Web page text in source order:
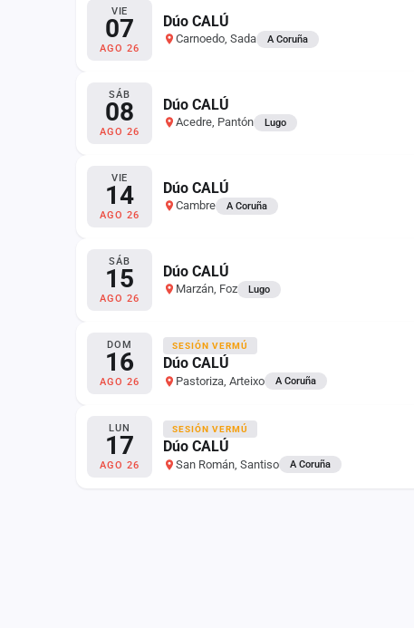
VIE
07
AGO 26
Dúo CALÚ
Carnoedo, Sada A Coruña
SÁB
08
AGO 26
Dúo CALÚ
Acedre, Pantón Lugo
VIE
14
AGO 26
Dúo CALÚ
Cambre A Coruña
SÁB
15
AGO 26
Dúo CALÚ
Marzán, Foz Lugo
DOM
16
AGO 26
SESIÓN VERMÚ
Dúo CALÚ
Pastoriza, Arteixo A Coruña
LUN
17
AGO 26
SESIÓN VERMÚ
Dúo CALÚ
San Román, Santiso A Coruña
Iniciar sesión
Administración